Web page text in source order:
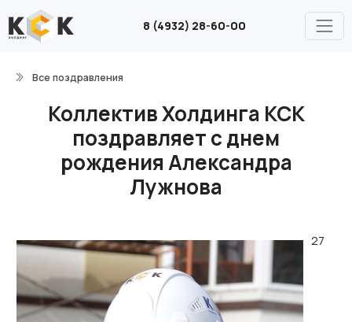
8 (4932) 28-60-00
Все поздравления
Коллектив Холдинга КСК
поздравляет с днем
рождения Александра
Лужнова
27